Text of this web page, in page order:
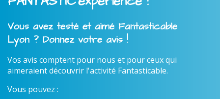
Vous avez testé et aimé Fantasticable
Lyon ? Donnez votre avis !
Vos avis comptent pour nous et pour ceux qui
aimeraient découvrir l'activité Fantasticable.
Vous pouvez :